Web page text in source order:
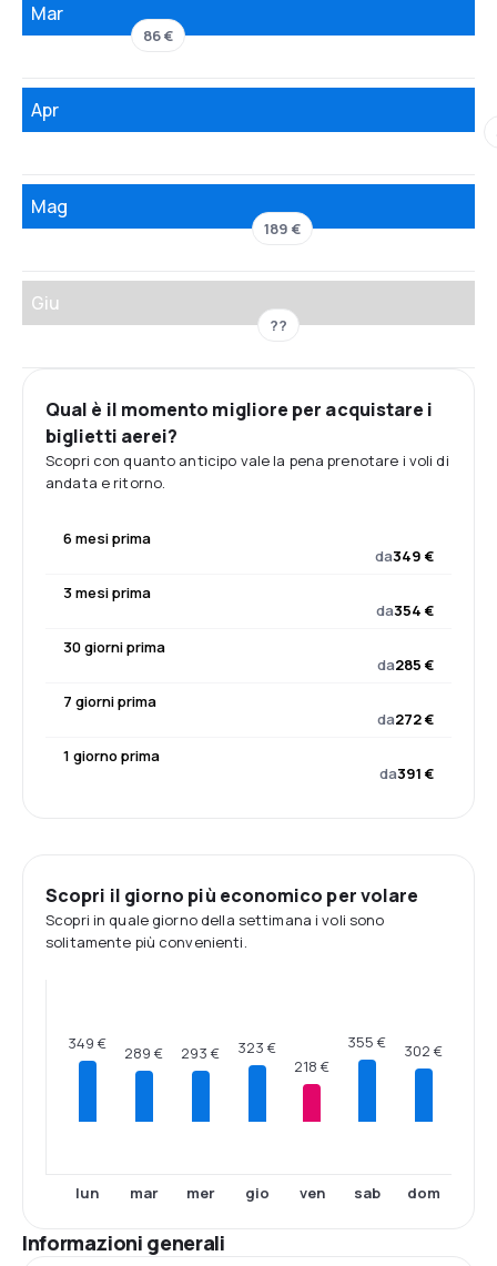
Mar
86 €
Apr
Mag
189 €
Giu
??
Qual è il momento migliore per acquistare i
biglietti aerei?
Scopri con quanto anticipo vale la pena prenotare i voli di
andata e ritorno.
6 mesi prima
da349 €
3 mesi prima
da354 €
30 giorni prima
da285 €
7 giorni prima
da272 €
1 giorno prima
da391 €
Scopri il giorno più economico per volare
Scopri in quale giorno della settimana i voli sono
solitamente più convenienti.
349 €
lun
289 €
mar
293 €
mer
323 €
gio
218 €
ven
355 €
sab
302 €
dom
Informazioni generali